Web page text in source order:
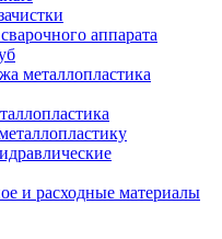
аппарата
металлопластика
и расходные материалы